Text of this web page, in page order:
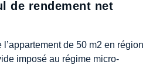
de rendement net
l’appartement de 50 m2 en région
imposé au régime micro-